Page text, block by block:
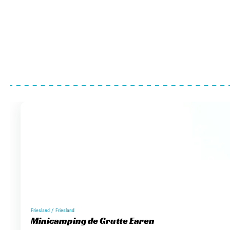
Friesland / Friesland
Minicamping de Grutte Earen